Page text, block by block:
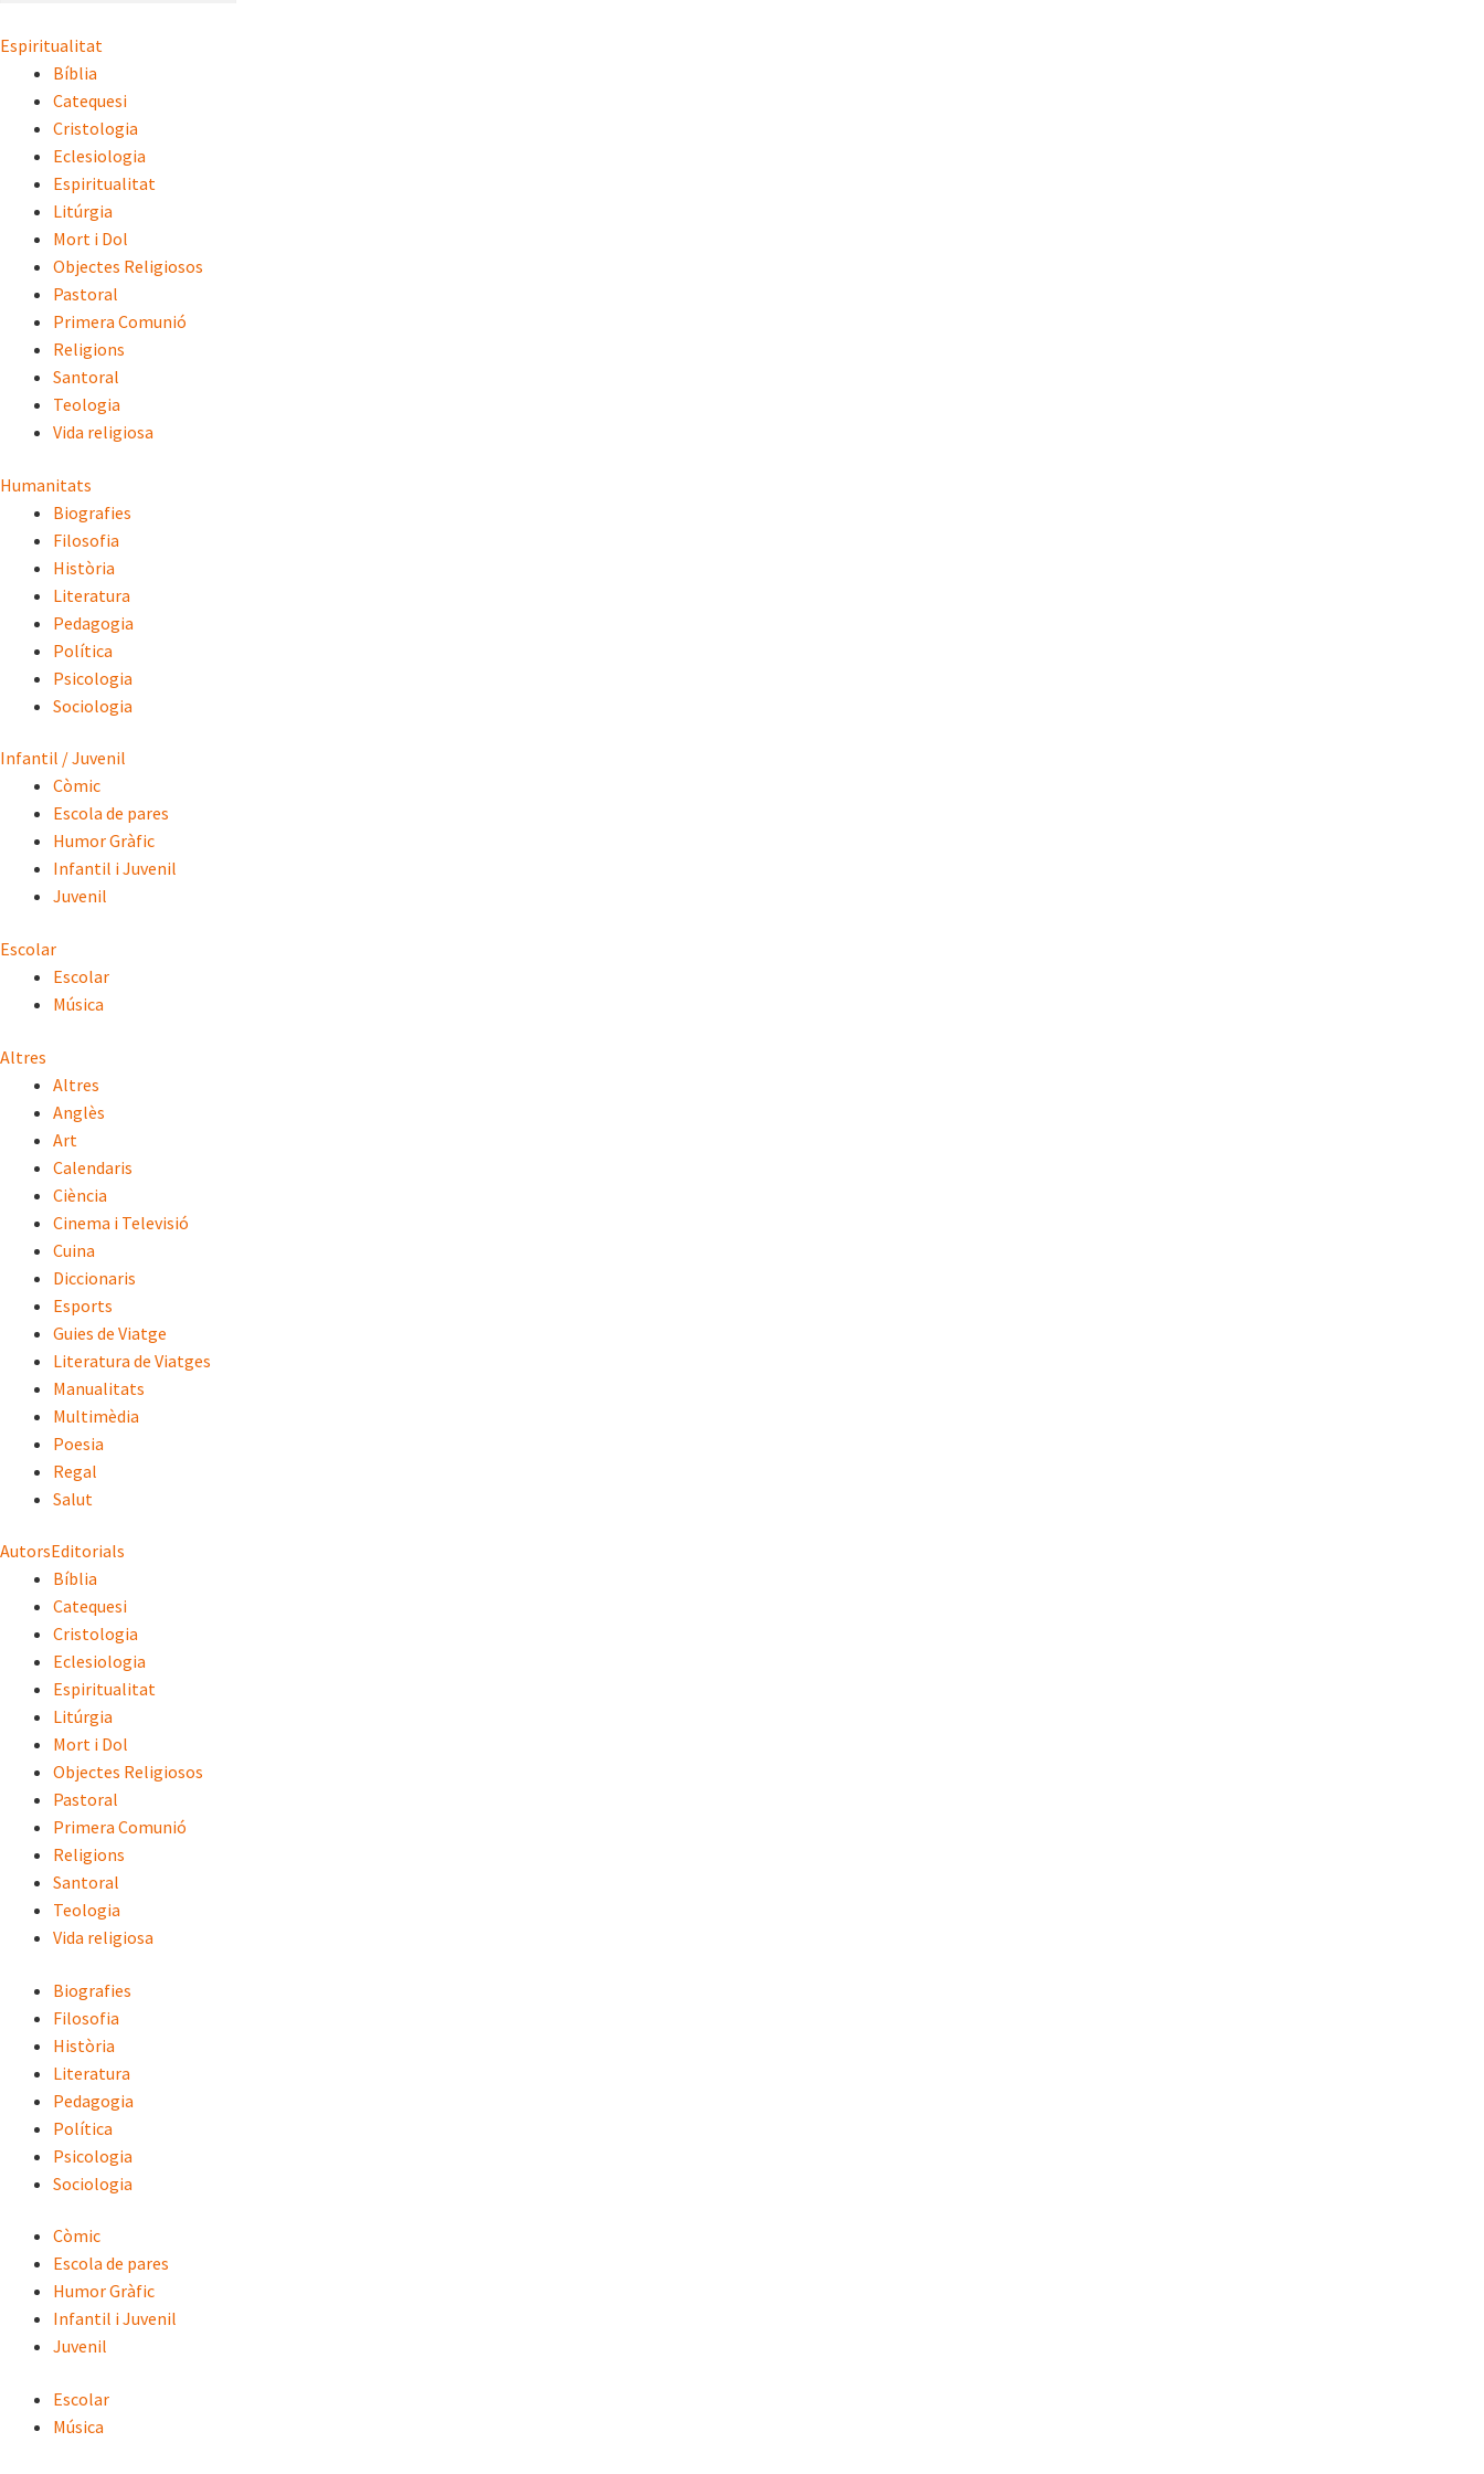
Espiritualitat
Bíblia
Catequesi
Cristologia
Eclesiologia
Espiritualitat
Litúrgia
Mort i Dol
Objectes Religiosos
Pastoral
Primera Comunió
Religions
Santoral
Teologia
Vida religiosa
Humanitats
Biografies
Filosofia
Història
Literatura
Pedagogia
Política
Psicologia
Sociologia
Infantil / Juvenil
Còmic
Escola de pares
Humor Gràfic
Infantil i Juvenil
Juvenil
Escolar
Escolar
Música
Altres
Altres
Anglès
Art
Calendaris
Ciència
Cinema i Televisió
Cuina
Diccionaris
Esports
Guies de Viatge
Literatura de Viatges
Manualitats
Multimèdia
Poesia
Regal
Salut
AutorsEditorials
Bíblia
Catequesi
Cristologia
Eclesiologia
Espiritualitat
Litúrgia
Mort i Dol
Objectes Religiosos
Pastoral
Primera Comunió
Religions
Santoral
Teologia
Vida religiosa
Biografies
Filosofia
Història
Literatura
Pedagogia
Política
Psicologia
Sociologia
Còmic
Escola de pares
Humor Gràfic
Infantil i Juvenil
Juvenil
Escolar
Música